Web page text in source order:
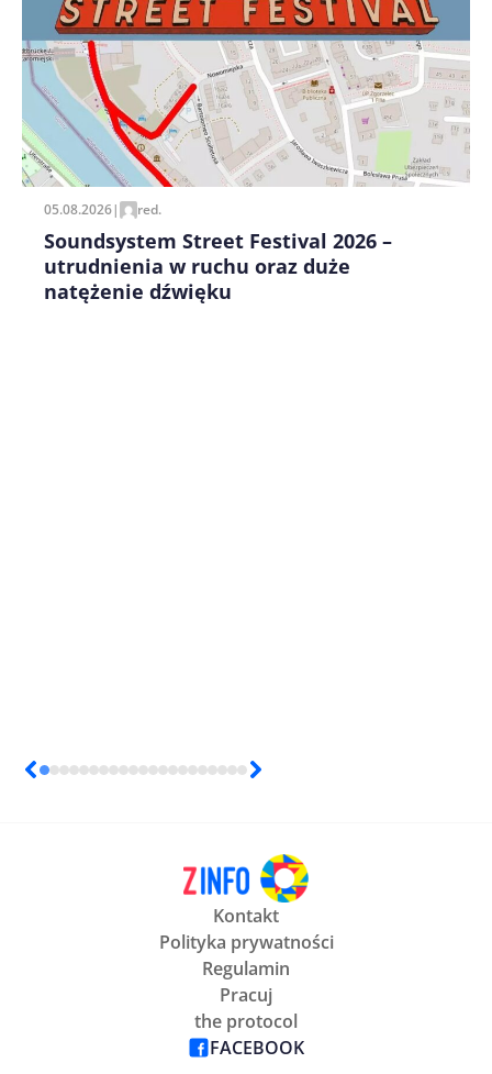
Zapamiętaj moje dane w tej przeglądarce podczas
pisania kolejnych komentarzy.
05.08.2026| red.
Soundsystem Street Festival 2026 –
utrudnienia w ruchu oraz duże
natężenie dźwięku
Kontakt
Polityka prywatności
Regulamin
Pracuj
the protocol
FACEBOOK